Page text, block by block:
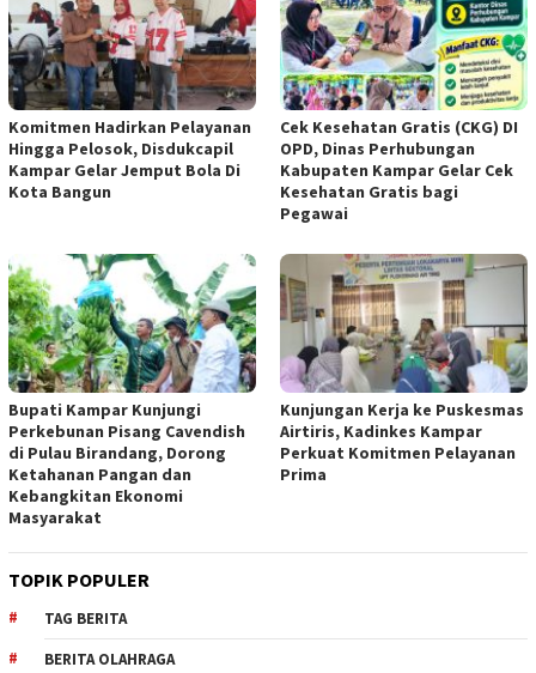
Komitmen Hadirkan Pelayanan
Hingga Pelosok, Disdukcapil
Kampar Gelar Jemput Bola Di
Kota Bangun
Cek Kesehatan Gratis (CKG) DI
OPD, Dinas Perhubungan
Kabupaten Kampar Gelar Cek
Kesehatan Gratis bagi
Pegawai
Bupati Kampar Kunjungi
Perkebunan Pisang Cavendish
di Pulau Birandang, Dorong
Ketahanan Pangan dan
Kebangkitan Ekonomi
Masyarakat
Kunjungan Kerja ke Puskesmas
Airtiris, Kadinkes Kampar
Perkuat Komitmen Pelayanan
Prima
TOPIK POPULER
TAG BERITA
BERITA OLAHRAGA